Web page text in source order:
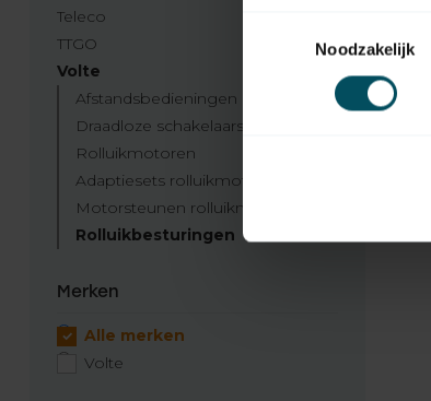
Noodzakelijk
Teleco
TTGO
Volte
Afstandsbedieningen
Draadloze schakelaars
Rolluikmotoren
Adaptiesets rolluikmotor
Motorsteunen rolluikmotor
Rolluikbesturingen
Merken
Alle merken
Volte